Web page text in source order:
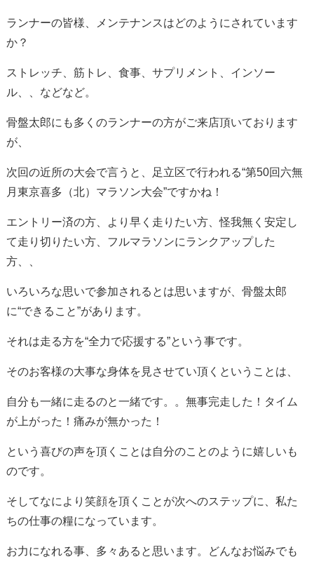
ランナーの皆様、メンテナンスはどのようにされています
か？
ストレッチ、筋トレ、食事、サプリメント、インソー
ル、、などなど。
骨盤太郎にも多くのランナーの方がご来店頂いております
が、
次回の近所の大会で言うと、足立区で行われる“第50回六無
月東京喜多（北）マラソン大会”ですかね！
エントリー済の方、より早く走りたい方、怪我無く安定し
て走り切りたい方、フルマラソンにランクアップした
方、、
いろいろな思いで参加されるとは思いますが、骨盤太郎
に“できること”があります。
それは走る方を“全力で応援する”という事です。
そのお客様の大事な身体を見させてい頂くということは、
自分も一緒に走るのと一緒です。。無事完走した！タイム
が上がった！痛みが無かった！
という喜びの声を頂くことは自分のことのように嬉しいも
のです。
そしてなにより笑顔を頂くことが次へのステップに、私た
ちの仕事の糧になっています。
お力になれる事、多々あると思います。どんなお悩みでも